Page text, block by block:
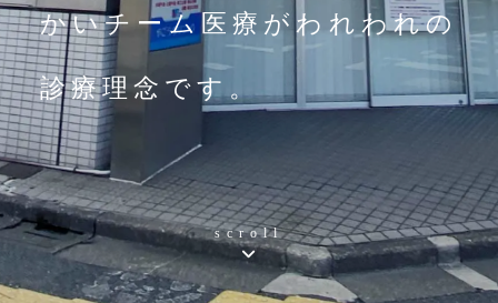
かいチーム医療がわれわれの
診療理念です。
scroll